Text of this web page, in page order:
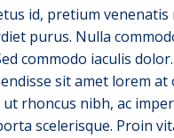
id, pretium
purus. Nulla
commodo iaculis
sit amet lorem
ut rhoncus nibh, ac
scelerisque. Proin